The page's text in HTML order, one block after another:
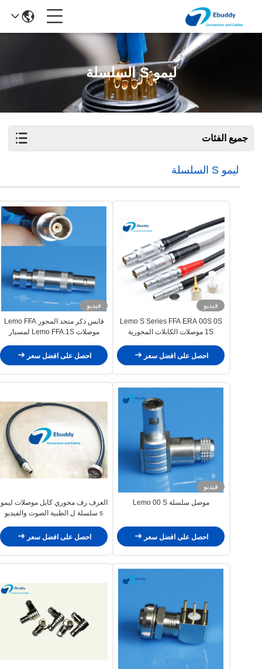
ليمو S السلسلة
جميع الفئات
ليمو S السلسلة
فيديو
Lemo S Series FFA ERA 00S 0S
1S موصلات الكابلات المحورية
احصل على افضل سعر
فيديو
قابس ذكر متحد المحور Lemo FFA
موصلات Lemo FFA.1S لمسبار
احصل على افضل سعر
فيديو
موصل سلسلة Lemo 00 S
احصل على افضل سعر
العرف رف محوري كابل موصلات ليمو
s سلسلة ل الطبية الصوت والفيديو
احصل على افضل سعر